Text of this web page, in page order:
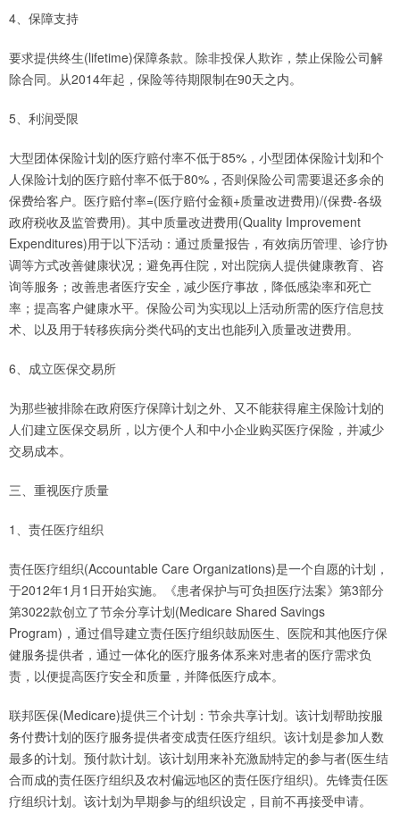
4、保障支持
要求提供终生(lifetime)保障条款。除非投保人欺诈，禁止保险公司解
除合同。从2014年起，保险等待期限制在90天之内。
5、利润受限
大型团体保险计划的医疗赔付率不低于85%，小型团体保险计划和个
人保险计划的医疗赔付率不低于80%，否则保险公司需要退还多余的
保费给客户。医疗赔付率=(医疗赔付金额+质量改进费用)/(保费-各级
政府税收及监管费用)。其中质量改进费用(Quality Improvement
Expenditures)用于以下活动：通过质量报告，有效病历管理、诊疗协
调等方式改善健康状况；避免再住院，对出院病人提供健康教育、咨
询等服务；改善患者医疗安全，减少医疗事故，降低感染率和死亡
率；提高客户健康水平。保险公司为实现以上活动所需的医疗信息技
术、以及用于转移疾病分类代码的支出也能列入质量改进费用。
6、成立医保交易所
为那些被排除在政府医疗保障计划之外、又不能获得雇主保险计划的
人们建立医保交易所，以方便个人和中小企业购买医疗保险，并减少
交易成本。
三、重视医疗质量
1、责任医疗组织
责任医疗组织(Accountable Care Organizations)是一个自愿的计划，
于2012年1月1日开始实施。《患者保护与可负担医疗法案》第3部分
第3022款创立了节余分享计划(Medicare Shared Savings
Program)，通过倡导建立责任医疗组织鼓励医生、医院和其他医疗保
健服务提供者，通过一体化的医疗服务体系来对患者的医疗需求负
责，以便提高医疗安全和质量，并降低医疗成本。
联邦医保(Medicare)提供三个计划：节余共享计划。该计划帮助按服
务付费计划的医疗服务提供者变成责任医疗组织。该计划是参加人数
最多的计划。预付款计划。该计划用来补充激励特定的参与者(医生结
合而成的责任医疗组织及农村偏远地区的责任医疗组织)。先锋责任医
疗组织计划。该计划为早期参与的组织设定，目前不再接受申请。